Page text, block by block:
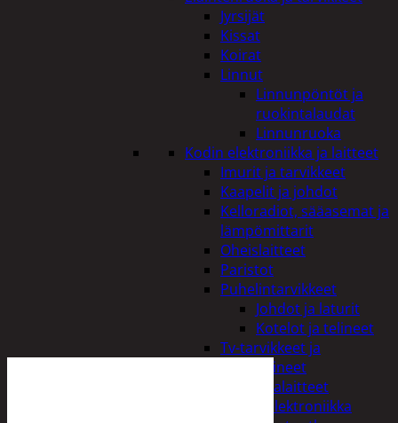
Jyrsijät
Kissat
Koirat
Linnut
Linnunpöntöt ja
ruokintalaudat
Linnunruoka
Kodin elektroniikka ja laitteet
Imurit ja tarvikkeet
Kaapelit ja johdot
Kelloradiot, sääasemat ja
lämpömittarit
Oheislaitteet
Paristot
Puhelintarvikkeet
Johdot ja laturit
Kotelot ja telineet
Tv-tarvikkeet ja
seinätelineet
Varavirtalaitteet
Viihde-elektroniikka